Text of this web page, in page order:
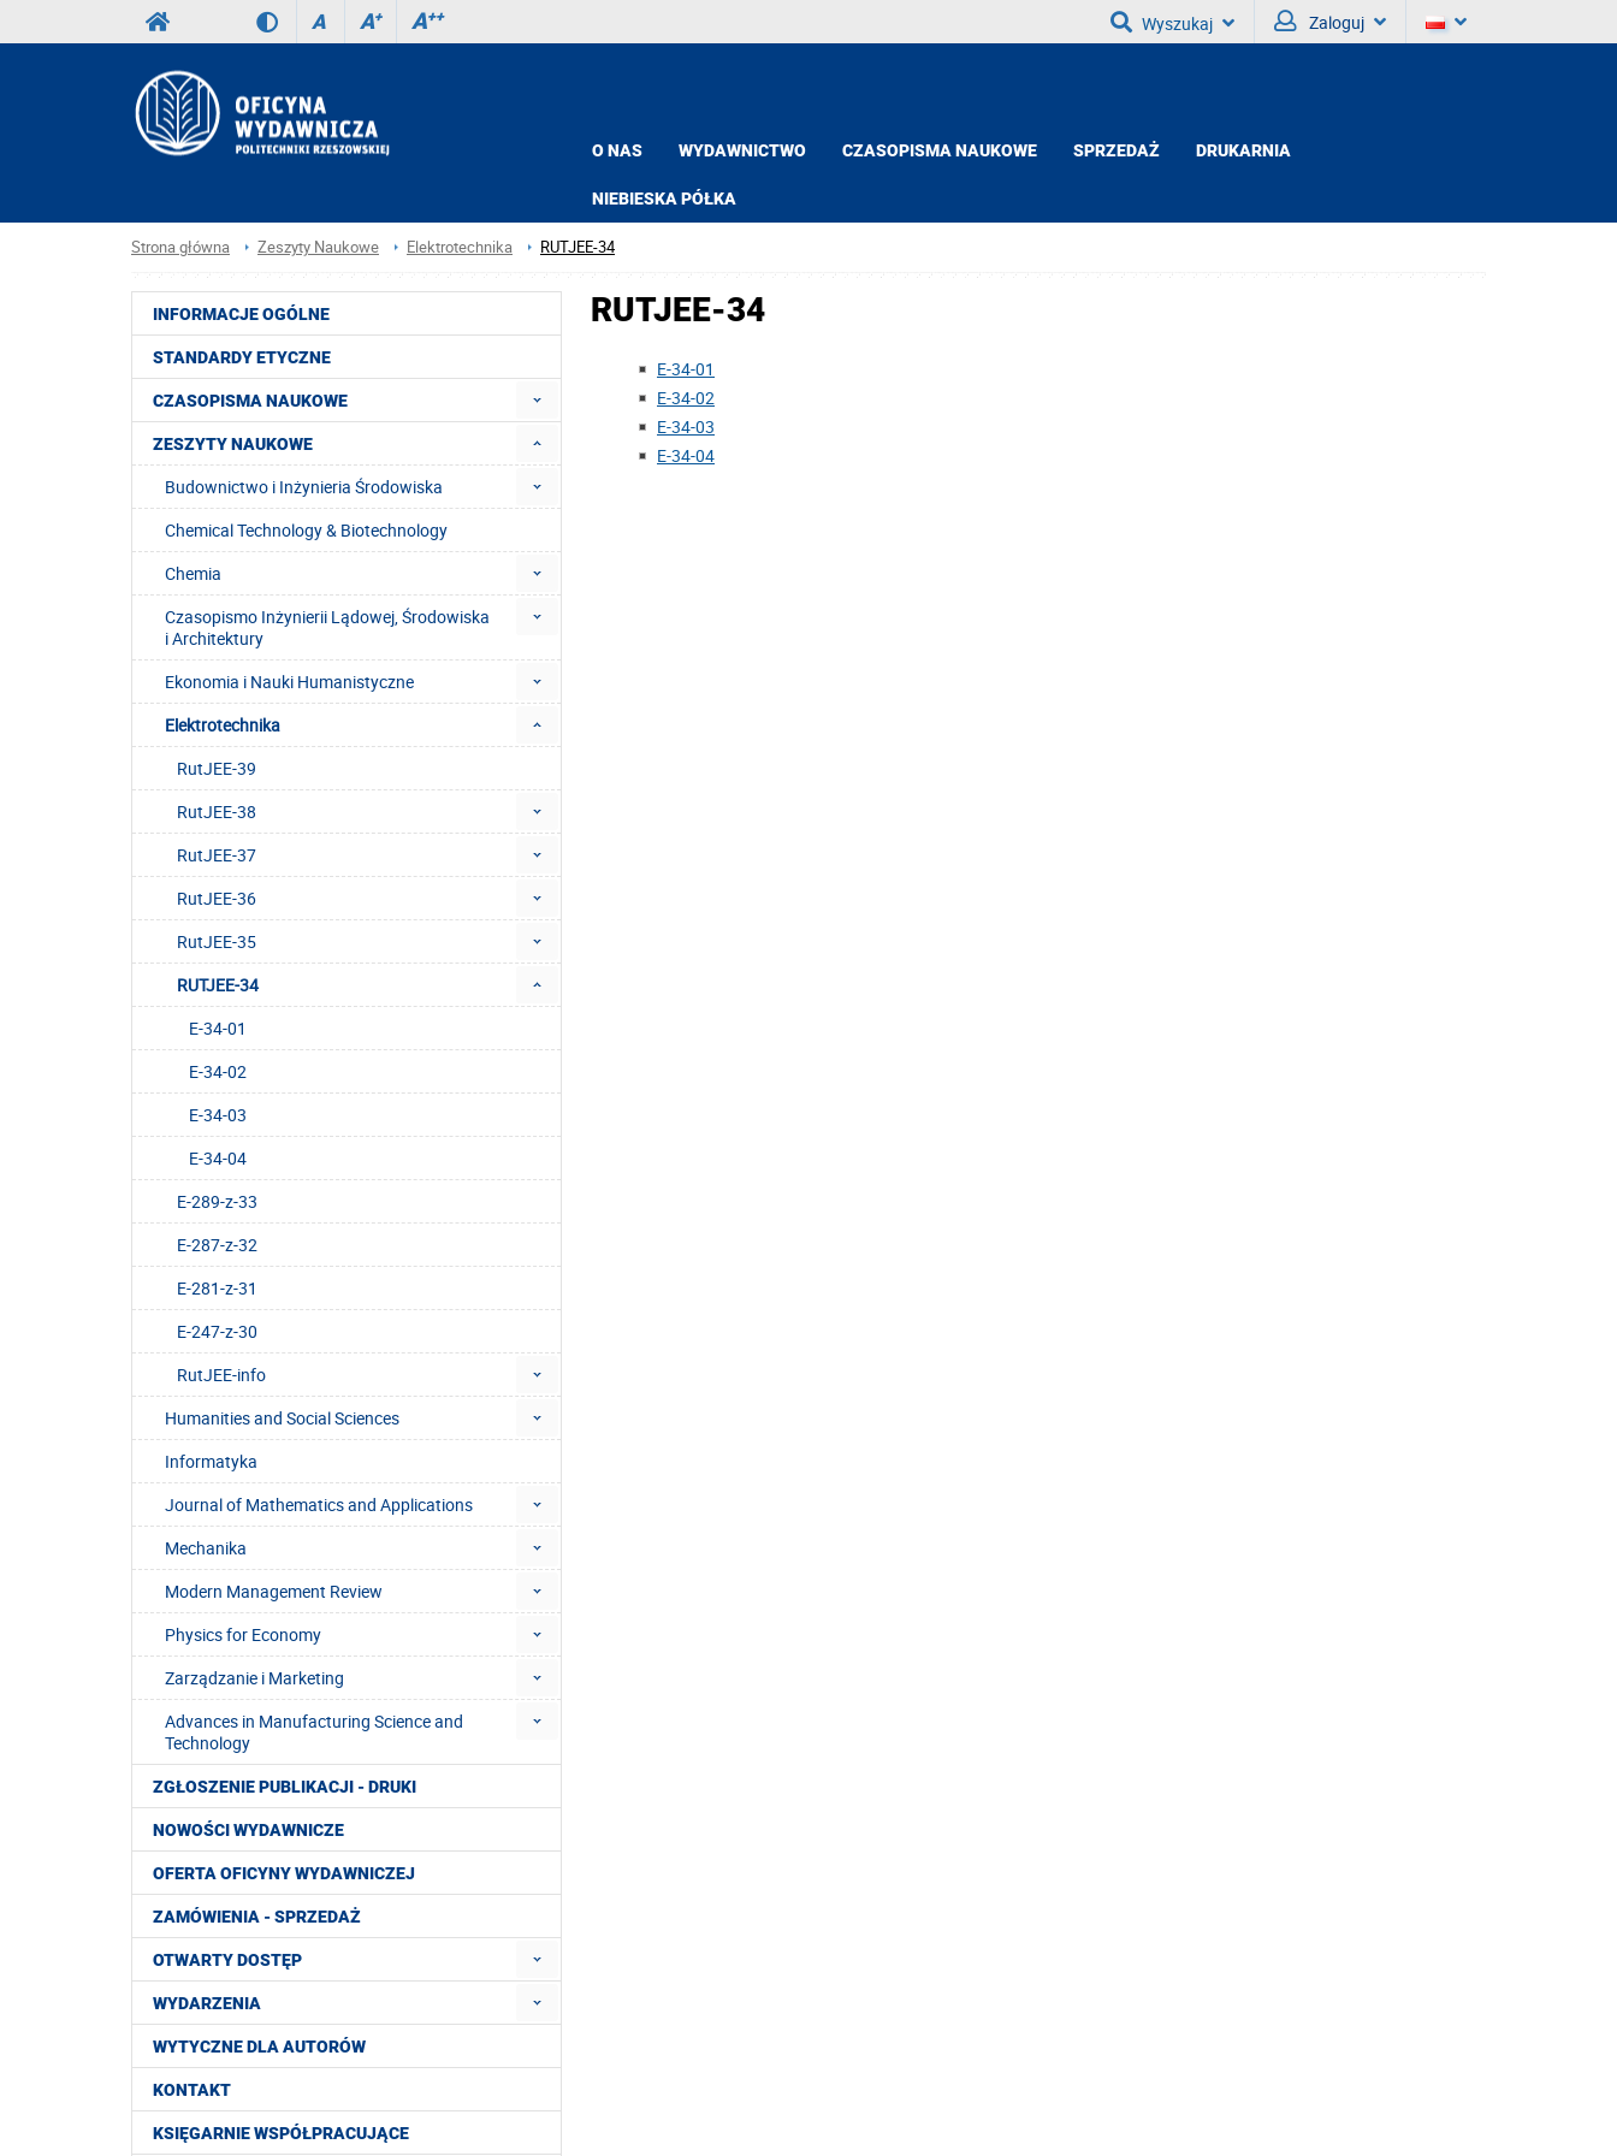
A A+ A++ Wyszukaj Zaloguj
O NAS WYDAWNICTWO CZASOPISMA NAUKOWE SPRZEDAŻ DRUKARNIA
NIEBIESKA PÓŁKA
Strona główna Zeszyty Naukowe Elektrotechnika RUTJEE-34
INFORMACJE OGÓLNE
STANDARDY ETYCZNE
CZASOPISMA NAUKOWE
ZESZYTY NAUKOWE
Budownictwo i Inżynieria Środowiska
Chemical Technology & Biotechnology
Chemia
Czasopismo Inżynierii Lądowej, Środowiska
i Architektury
Ekonomia i Nauki Humanistyczne
Elektrotechnika
RutJEE-39
RutJEE-38
RutJEE-37
RutJEE-36
RutJEE-35
RUTJEE-34
E-34-01
E-34-02
E-34-03
E-34-04
E-289-z-33
E-287-z-32
E-281-z-31
E-247-z-30
RutJEE-info
Humanities and Social Sciences
Informatyka
Journal of Mathematics and Applications
Mechanika
Modern Management Review
Physics for Economy
Zarządzanie i Marketing
Advances in Manufacturing Science and
Technology
ZGŁOSZENIE PUBLIKACJI - DRUKI
NOWOŚCI WYDAWNICZE
OFERTA OFICYNY WYDAWNICZEJ
ZAMÓWIENIA - SPRZEDAŻ
OTWARTY DOSTĘP
WYDARZENIA
WYTYCZNE DLA AUTORÓW
KONTAKT
KSIĘGARNIE WSPÓŁPRACUJĄCE
RUTJEE-34
E-34-01
E-34-02
E-34-03
E-34-04